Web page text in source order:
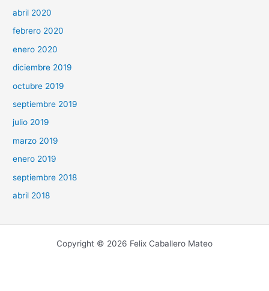
abril 2020
febrero 2020
enero 2020
diciembre 2019
octubre 2019
septiembre 2019
julio 2019
marzo 2019
enero 2019
septiembre 2018
abril 2018
Copyright © 2026 Felix Caballero Mateo